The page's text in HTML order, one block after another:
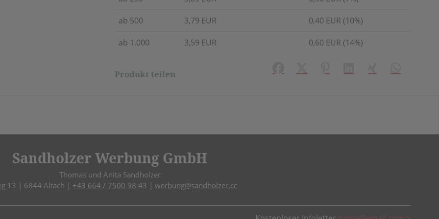
ab 500 3,79 EUR 0,40 EUR (10%)
ab 1.000 3,59 EUR 0,60 EUR (14%)
Produkt teilen Facebook
X PinterestLinkedInXing WhatsApp
Sandholzer Werbung GmbH
Thomas und Anita Sandholzer
13 | 6844 Altach | +43 664 / 7500 98 43 | werbung@sandholzer.cc